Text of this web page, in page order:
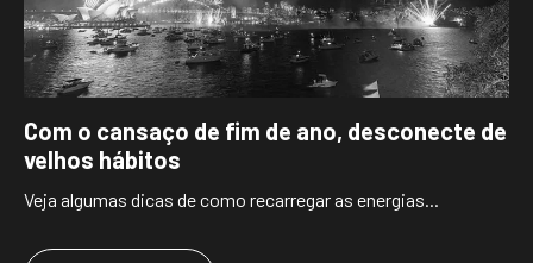
Com o cansaço de fim de ano, desconecte de
velhos hábitos
Veja algumas dicas de como recarregar as energias...